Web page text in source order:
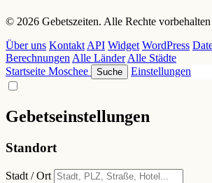
© 2026 Gebetszeiten. Alle Rechte vorbehalten
Über uns KontaktAPI Widget WordPress
BerechnungenAlle LänderAlle Städte
Startseite Moschee Suche Einstellungen
Gebetseinstellungen
Standort
Stadt / Ort